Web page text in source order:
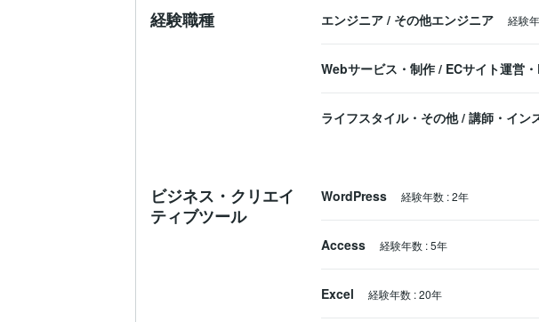
経験職種 エンジニア / その他エンジニア 経験
Webサービス・制作 / ECサイト運営
ライフスタイル・その他 / 講師・イン
ビジネス・クリエイ
ティブツール
WordPress 経験年数 :2年
Access 経験年数 :5年
Excel 経験年数 :20年